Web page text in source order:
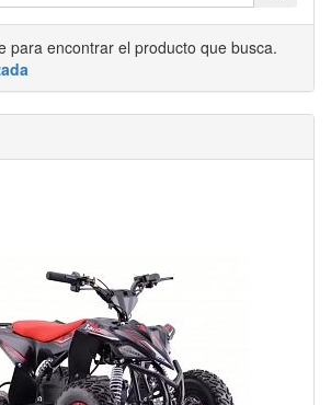
para encontrar el producto que busca.